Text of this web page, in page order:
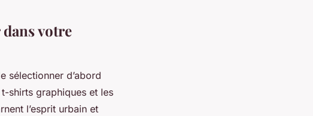
votre
sélectionner d’abord
shirts graphiques et les
l’esprit urbain et